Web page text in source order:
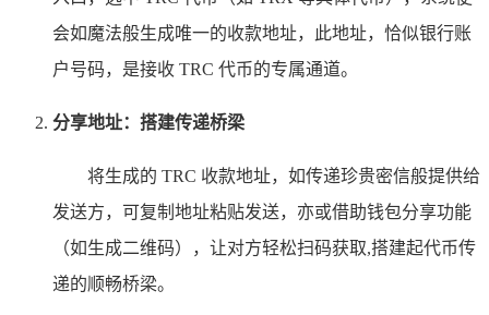
会如魔法般生成唯一的收款地址，此地址，恰似银行账
户号码，是接收 TRC 代币的专属通道。
分享地址：搭建传递桥梁
将生成的 TRC 收款地址，如传递珍贵密信般提供给
发送方，可复制地址粘贴发送，亦或借助钱包分享功能
（如生成二维码），让对方轻松扫码获取,搭建起代币传
递的顺畅桥梁。